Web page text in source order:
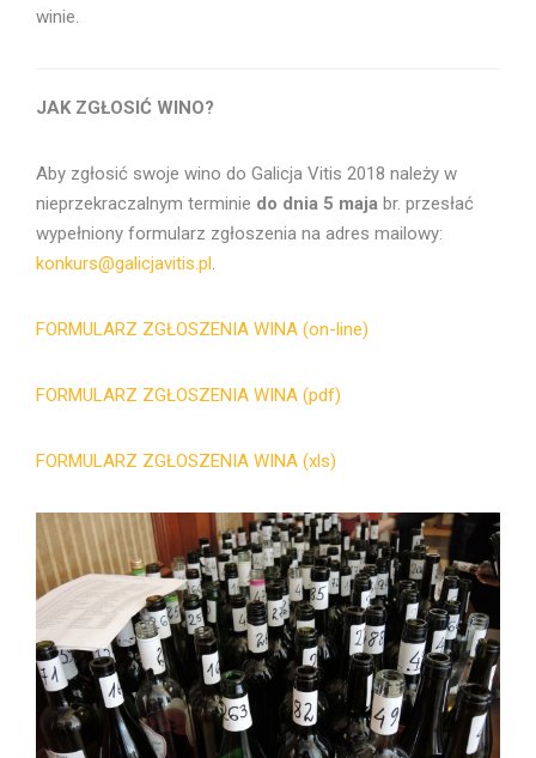
winie.
JAK ZGŁOSIĆ WINO?
Aby zgłosić swoje wino do Galicja Vitis 2018 należy w
nieprzekraczalnym terminie do dnia 5 maja br. przesłać
wypełniony formularz zgłoszenia na adres mailowy:
konkurs@galicjavitis.pl .
FORMULARZ ZGŁOSZENIA WINA (on-line)
FORMULARZ ZGŁOSZENIA WINA (pdf)
FORMULARZ ZGŁOSZENIA WINA (xls)